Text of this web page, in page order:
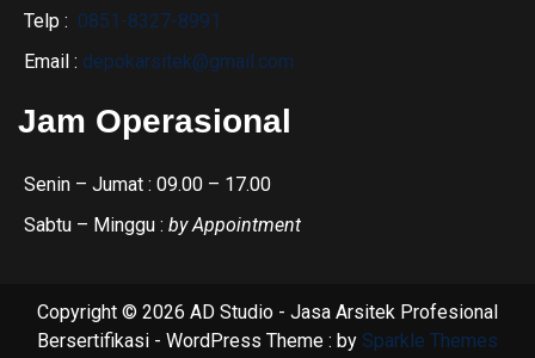
Telp : 0851-8327-8991
Email : depokarsitek@gmail.com
Jam Operasional
Senin – Jumat : 09.00 – 17.00
Sabtu – Minggu : by Appointment
Copyright © 2026 AD Studio - Jasa Arsitek Profesional
Bersertifikasi - WordPress Theme : by Sparkle Themes